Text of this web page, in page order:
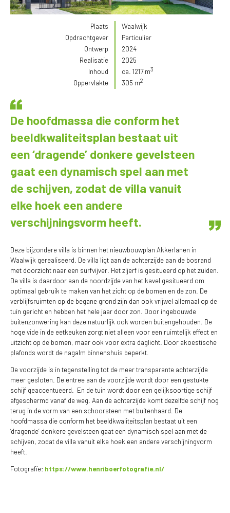
Plaats
Waalwijk
Opdrachtgever
Particulier
Ontwerp
2024
Realisatie
2025
Inhoud
ca. 1217 m3
Oppervlakte 305 m2
De hoofdmassa die conform het
beeldkwaliteitsplan bestaat uit
een ‘dragende’ donkere gevelsteen
gaat een dynamisch spel aan met
de schijven, zodat de villa vanuit
elke hoek een andere
verschijningsvorm heeft.
Deze bijzondere villa is binnen het nieuwbouwplan Akkerlanen in
Waalwijk gerealiseerd. De villa ligt aan de achterzijde aan de bosrand
met doorzicht naar een surfvijver. Het zijerf is gesitueerd op het zuiden.
De villa is daardoor aan de noordzijde van het kavel gesitueerd om
optimaal gebruik te maken van het zicht op de bomen en de zon. De
verblijfsruimten op de begane grond zijn dan ook vrijwel allemaal op de
tuin gericht en hebben het hele jaar door zon. Door ingebouwde
buitenzonwering kan deze natuurlijk ook worden buitengehouden. De
hoge vide in de eetkeuken zorgt niet alleen voor een ruimtelijk effect en
uitzicht op de bomen, maar ook voor extra daglicht. Door akoestische
plafonds wordt de nagalm binnenshuis beperkt.
De voorzijde is in tegenstelling tot de meer transparante achterzijde
meer gesloten. De entree aan de voorzijde wordt door een gestukte
schijf geaccentueerd. En de tuin wordt door een gelijksoortige schijf
afgeschermd vanaf de weg. Aan de achterzijde komt dezelfde schijf nog
terug in de vorm van een schoorsteen met buitenhaard. De
hoofdmassa die conform het beeldkwaliteitsplan bestaat uit een
‘dragende’ donkere gevelsteen gaat een dynamisch spel aan met de
schijven, zodat de villa vanuit elke hoek een andere verschijningvorm
heeft.
Fotografie: https://www.henriboerfotografie.nl/